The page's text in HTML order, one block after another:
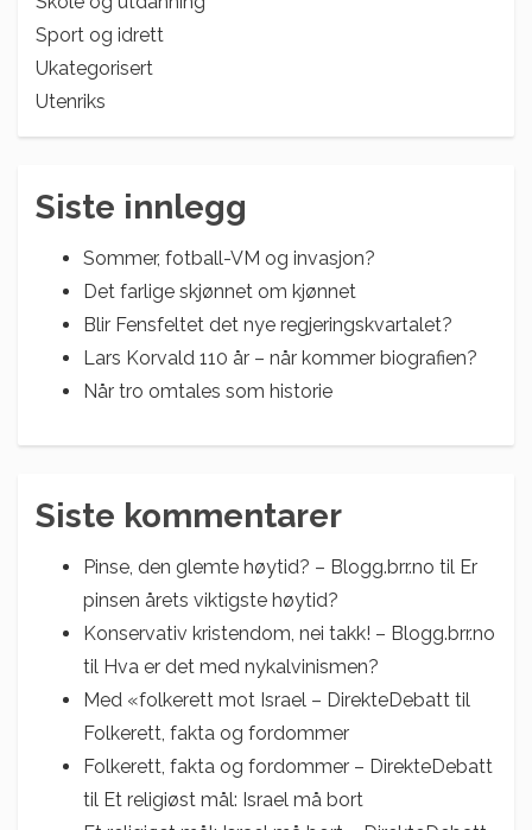
Sport og idrett
Ukategorisert
Utenriks
Siste innlegg
Sommer, fotball-VM og invasjon?
Det farlige skjønnet om kjønnet
Blir Fensfeltet det nye regjeringskvartalet?
Lars Korvald 110 år – når kommer biografien?
Når tro omtales som historie
Siste kommentarer
Pinse, den glemte høytid? – Blogg.brr.no til Er
pinsen årets viktigste høytid?
Konservativ kristendom, nei takk! – Blogg.brr.no
til Hva er det med nykalvinismen?
Med «folkerett mot Israel – DirekteDebatt til
Folkerett, fakta og fordommer
Folkerett, fakta og fordommer – DirekteDebatt
til Et religiøst mål: Israel må bort